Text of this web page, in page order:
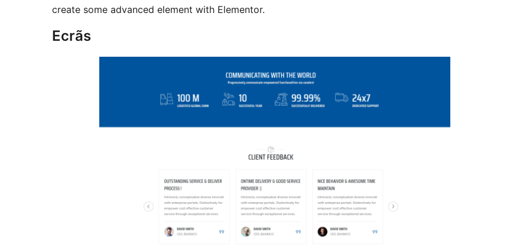
create some advanced element with Elementor.
Ecrãs